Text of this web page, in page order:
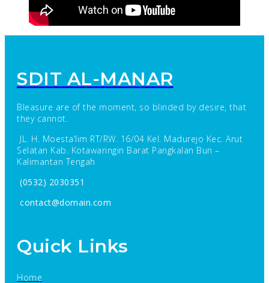
SDIT AL-MANAR
Bleasure are of the moment, so blinded by desire, that
they cannot.
JL. H. Moesta’lim RT/RW. 16/04 Kel. Madurejo Kec. Arut
Selatan Kab. Kotawaringin Barat Pangkalan Bun –
Kalimantan Tengah
(0532) 2030351
contact@domain.com
Quick Links
Home